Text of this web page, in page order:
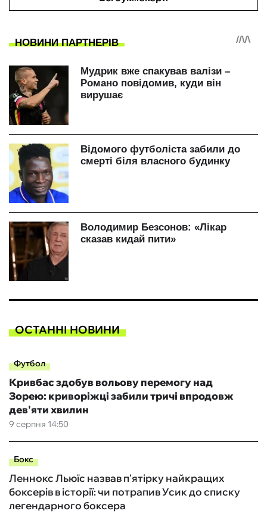
ОСТАННІ НОВИНИ
Футбол
9 серпня 14:50
Кривбас здобув вольову перемогу над
Зорею: криворіжці забили тричі впродовж
дев'яти хвилин
Бокс
Леннокс Льюїс назвав п'ятірку найкращих
боксерів в історії: чи потрапив Усик до списку
легендарного боксера